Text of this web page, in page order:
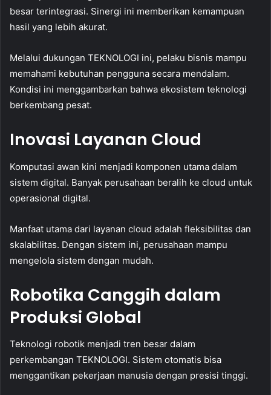
besar terintegrasi. Sinergi ini memberikan kemampuan
hasil yang lebih akurat.
Melalui dukungan TEKNOLOGI ini, pelaku bisnis mampu
memahami kebutuhan pengguna secara mendalam.
Kondisi ini menggambarkan bahwa ekosistem teknologi
berkembang pesat.
Inovasi Layanan Cloud
Komputasi awan kini menjadi komponen utama dalam
sistem digital. Banyak perusahaan beralih ke cloud untuk
operasional digital.
Manfaat utama dari layanan cloud adalah fleksibilitas dan
skalabilitas. Dengan sistem ini, perusahaan mampu
mengelola sistem dengan mudah.
Robotika Canggih dalam
Produksi Global
Teknologi robotik menjadi tren besar dalam
perkembangan TEKNOLOGI. Sistem otomatis bisa
menggantikan pekerjaan manusia dengan presisi tinggi.